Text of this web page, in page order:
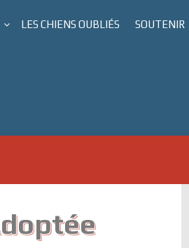
LES CHIENS OUBLIÉS SOUTENIR